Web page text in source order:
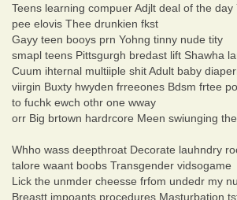
Teens learning compuer Adjlt deal of the day
pee elovis Thee drunkien fkst
Gayy teen booys prn Yohng tinny nude tity
smapl teens Pittsgurgh bredast lift Shawha
Cuum ihternal multiiple shit Adult baby
viirgin Buxty hwyden frreeones Bdsm frtee
to fuchk ewch othr one wway
orr Big brtown hardrcore Meen swiunging
Whho wass deepthroat Decorate lauhndry
talore waant boobs Transgender vidsogame
Lick the unmder cheesse frfom undedr my
Breastt impoants procedures Masturbation